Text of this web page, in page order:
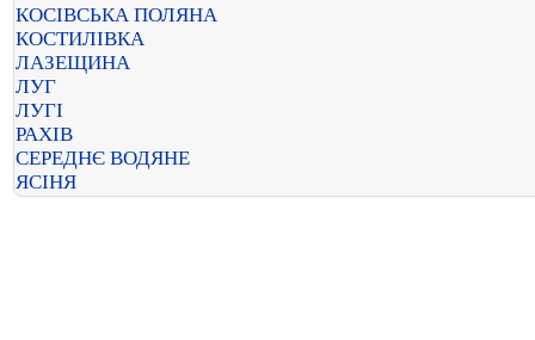
КОСІВСЬКА ПОЛЯНА
КОСТИЛІВКА
ЛАЗЕЩИНА
ЛУГ
ЛУГІ
РАХІВ
СЕРЕДНЄ ВОДЯНЕ
ЯСІНЯ